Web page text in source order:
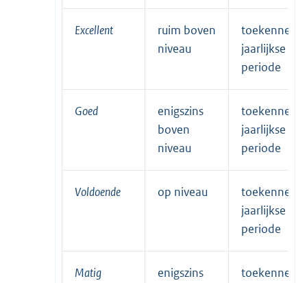
Excellent
ruim boven
niveau
toekennen
jaarlijkse
periode
Goed
enigszins
boven
niveau
toekennen
jaarlijkse
periode
Voldoende op niveau
toekennen
jaarlijkse
periode
Matig
enigszins
toekennen